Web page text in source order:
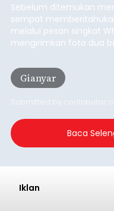
Sebelum ditemukan
sempat
melalui pesan singkat
mengirimkan foto dua
Gianyar
Baca
Iklan